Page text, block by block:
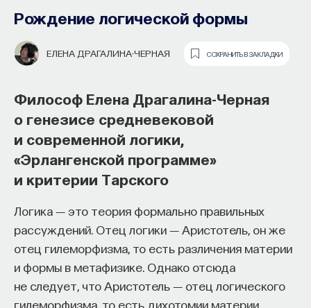
Рождение логической формы
ЕЛЕНА ДРАГАЛИНА-ЧЕРНАЯ СОХРАНИТЬ В ЗАКЛАДКИ
Философ Елена Драгалина-Черная
о генезисе средневековой
и современной логики,
«Эрлангенской программе»
и критерии Тарского
Логика ― это теория формально правильных
рассуждений. Отец логики ― Аристотель, он же
отец гилеморфизма, то есть различения материи
и формы в метафизике. Однако отсюда
не следует, что Аристотель ― отец логического
гилеморфизма, то есть дихотомии материи
Как наши память, потребности,
эмоции, внимание, воля связаны
от нейромедиаторов?
Как устроена наша нервная система
на структурном, клеточном и молекулярном
уровнях? В чем состоит роль нейромедиаторов
ИЛЬЯ ЖЕНИН СОХРАНИТЬ В ЗАКЛАДКИ
Конрада Аденауэра, образовании
ФРГ и процессе евроинтеграции
Каких политических взглядов придерживался
Конрад Аденауэр? В чем проявлялся
двойственный характер его решений? Какие
вывода ФРГ из послевоенного кризиса? Об этом
рассказывает кандидат исторических наук Илья
Женин.
После Второй мировой войны возник так